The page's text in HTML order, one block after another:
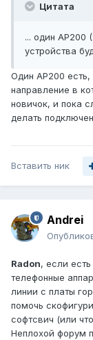
Цитата
... один AP200
устройства
Один AP200
направление в
новичок, и пока
делать
Вставить ник
Andrei
Radon, если
телефонные
линии с платы
помочь
софтсвич (или
Неплохой форум